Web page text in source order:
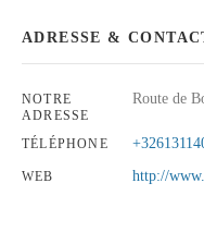
ADRESSE &
NOTRE
ADRESSE
Route de
TÉLÉPHONE
WEB http://